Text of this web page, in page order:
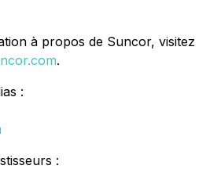
à propos de Suncor, visitez
.
:
: